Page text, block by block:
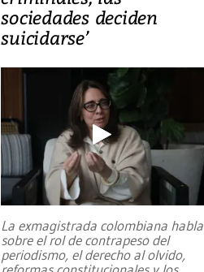
sociedades deciden
suicidarse’
La exmagistrada colombiana habla
sobre el rol de contrapeso del
periodismo, el derecho al olvido,